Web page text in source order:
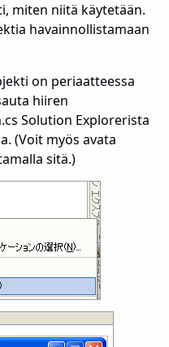
miten niitä käytetään.
havainnollistamaan
on periaatteessa
hiiren
Solution Explorerista
(Voit myös avata
sitä.)